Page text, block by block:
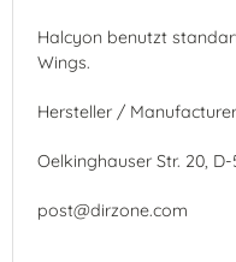
Halcyon benutzt
Wings.
Hersteller /
Oelkinghauser Str. 20,
post@dirzone.com